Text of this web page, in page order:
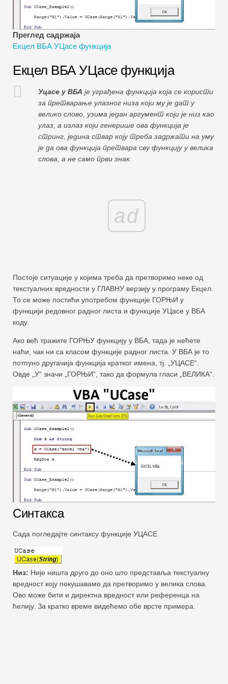
Водичи за финансијско моделирање
Пуни облик
Преглед садржаја
Екцел ВБА УЦасе функција
Екцел ВБА УЦасе функција
Уцасе у ВБА је уграђена функција која се користи
за претварање улазног низа који му је дат у
велико слово, узима један аргумент који је низ као
улаз, а излаз који генерише ова функција је
стринг, једина ствар коју треба задржати на уму
је да ова функција претвара сву функцију у велика
слова, а не само први знак.
ad
Постоје ситуације у којима треба да претворимо неке од
текстуалних вредности у ГЛАВНУ верзију у програму Екцел.
То се може постићи употребом функције ГОРЊИ у
функцији редовног радног листа и функције УЦасе у ВБА
коду.
Ако већ тражите ГОРЊУ функцију у ВБА, тада је нећете
наћи, чак ни са класом функције радног листа. У ВБА је то
потпуно другачија функција кратког имена, тј. „УЦАСЕ“.
Овде „У“ значи „ГОРЊИ“, тако да формула гласи „ВЕЛИКА“.
Синтакса
Сада погледајте синтаксу функције УЦАСЕ.
Низ: Није ништа друго до оно што представља текстуалну
вредност коју покушавамо да претворимо у велика слова.
Ово може бити и директна вредност или референца на
ћелију. За кратко време видећемо обе врсте примера.